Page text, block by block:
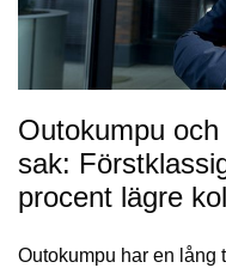
Outokumpu
sak:
procent lägre
Outokumpu har en lång